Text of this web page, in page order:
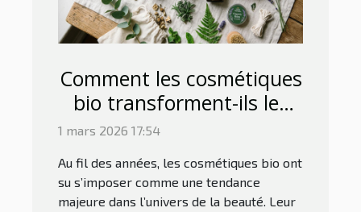
Comment les cosmétiques
bio transforment-ils les
routines beauté ?
1 mars 2026 17:54
Au fil des années, les cosmétiques bio ont
su s’imposer comme une tendance
majeure dans l’univers de la beauté. Leur